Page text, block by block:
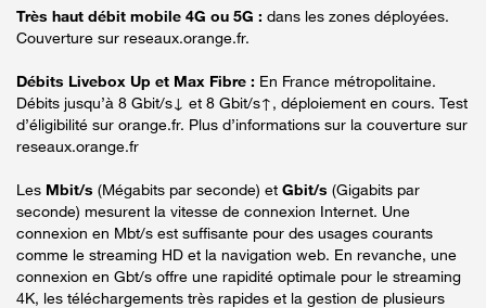
Très haut débit mobile 4G ou 5G : dans les zones déployées.
Couverture sur reseaux.orange.fr.
Débits Livebox Up et Max Fibre : En France métropolitaine.
Débits jusqu’à 8 Gbit/s↓ et 8 Gbit/s↑, déploiement en cours. Test
d’éligibilité sur orange.fr. Plus d’informations sur la couverture sur
reseaux.orange.fr
Les Mbit/s (Mégabits par seconde) et Gbit/s (Gigabits par
seconde) mesurent la vitesse de connexion Internet. Une
connexion en Mbt/s est suffisante pour des usages courants
comme le streaming HD et la navigation web. En revanche, une
connexion en Gbt/s offre une rapidité optimale pour le streaming
4K, les téléchargements très rapides et la gestion de plusieurs